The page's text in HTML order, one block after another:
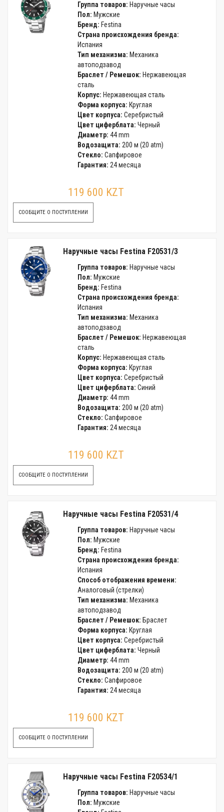
Группа товаров: Наручные часы
Пол: Мужские
Бренд: Festina
Страна происхождения бренда:
Испания
Тип механизма: Механика
автоподзавод
Браслет / Ремешок: Нержавеющая
сталь
Корпус: Нержавеющая сталь
Форма корпуса: Круглая
Цвет корпуса: Серебристый
Цвет циферблата: Черный
Диаметр: 44 mm
Водозащита: 200 м (20 atm)
Стекло: Сапфировое
Гарантия: 24 месяца
119 600 KZT
СООБЩИТЕ О ПОСТУПЛЕНИИ
Наручные часы Festina F20531/3
Группа товаров: Наручные часы
Пол: Мужские
Бренд: Festina
Страна происхождения бренда:
Испания
Тип механизма: Механика
автоподзавод
Браслет / Ремешок: Нержавеющая
сталь
Корпус: Нержавеющая сталь
Форма корпуса: Круглая
Цвет корпуса: Серебристый
Цвет циферблата: Синий
Диаметр: 44 mm
Водозащита: 200 м (20 atm)
Стекло: Сапфировое
Гарантия: 24 месяца
119 600 KZT
СООБЩИТЕ О ПОСТУПЛЕНИИ
Наручные часы Festina F20531/4
Группа товаров: Наручные часы
Пол: Мужские
Бренд: Festina
Страна происхождения бренда:
Испания
Способ отображения времени:
Аналоговый (стрелки)
Тип механизма: Механика
автоподзавод
Браслет / Ремешок: Браслет
Форма корпуса: Круглая
Цвет корпуса: Серебристый
Цвет циферблата: Черный
Диаметр: 44 mm
Водозащита: 200 м (20 atm)
Стекло: Сапфировое
Гарантия: 24 месяца
119 600 KZT
СООБЩИТЕ О ПОСТУПЛЕНИИ
Наручные часы Festina F20534/1
Группа товаров: Наручные часы
Пол: Мужские